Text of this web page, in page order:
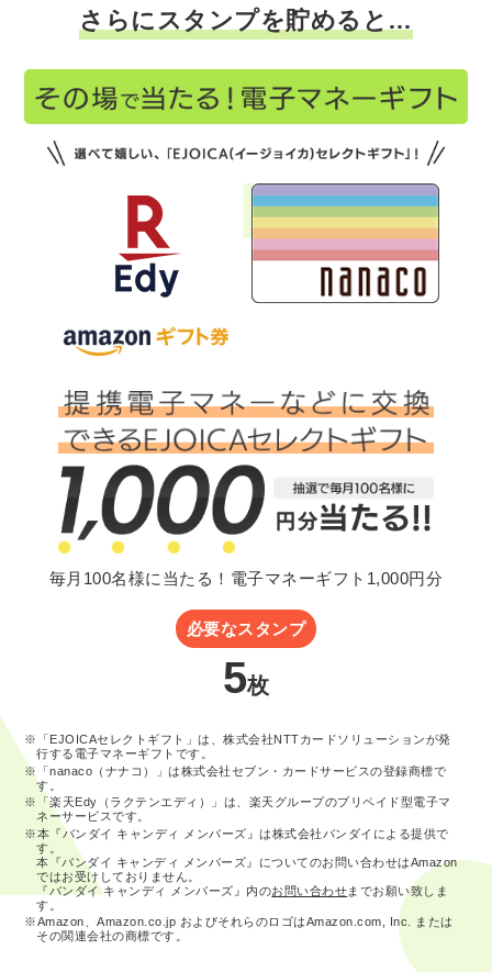
さらにスタンプを貯めると…
毎月100名様に当たる！電子マネーギフト1,000円分
必要なスタンプ
5枚
※「EJOICAセレクトギフト」は、株式会社NTTカードソリューションが発
行する電子マネーギフトです。
※「nanaco（ナナコ）」は株式会社セブン・カードサービスの登録商標で
す。
※「楽天Edy（ラクテンエディ）」は、楽天グループのプリペイド型電子マ
ネーサービスです。
※本『バンダイ キャンディ メンバーズ』は株式会社バンダイによる提供で
す。
本『バンダイ キャンディ メンバーズ』についてのお問い合わせはAmazon
ではお受けしておりません。
『バンダイ キャンディ メンバーズ』内のお問い合わせまでお願い致しま
す。
※Amazon、Amazon.co.jp およびそれらのロゴはAmazon.com, Inc. または
その関連会社の商標です。